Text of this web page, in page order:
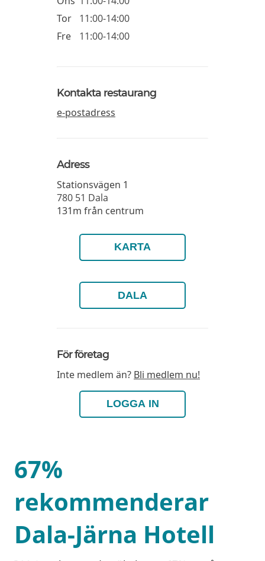
Tor
11:00-14:00
Fre
11:00-14:00
Kontakta restaurang
e-postadress
Adress
Stationsvägen 1
780 51 Dala
131m från centrum
KARTA
DALA
För företag
Inte medlem än? Bli medlem nu!
LOGGA IN
67%
rekommenderar
Dala-Järna Hotell